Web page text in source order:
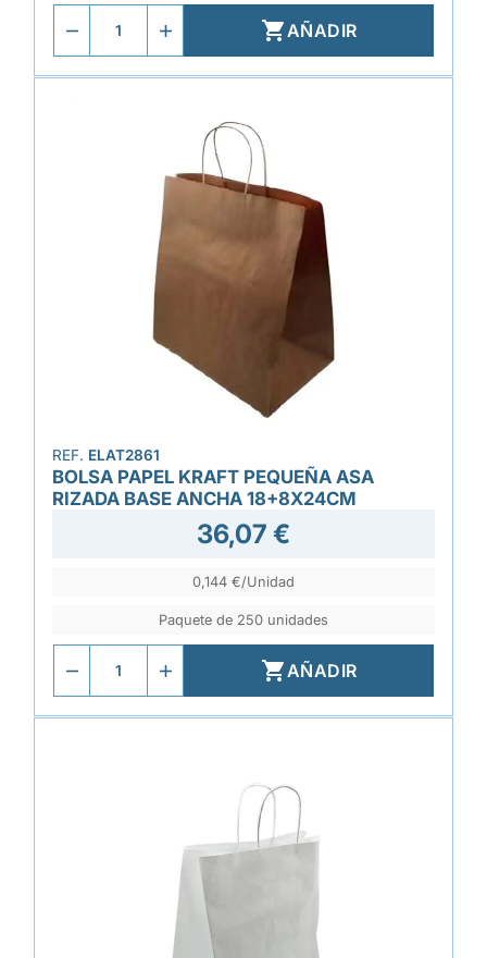
AÑADIR
REF. ELAT2861
BOLSA PAPEL KRAFT PEQUEÑA ASA
RIZADA BASE ANCHA 18+8X24CM
36,07 €
0,144 €/Unidad
Paquete de 250 unidades
AÑADIR